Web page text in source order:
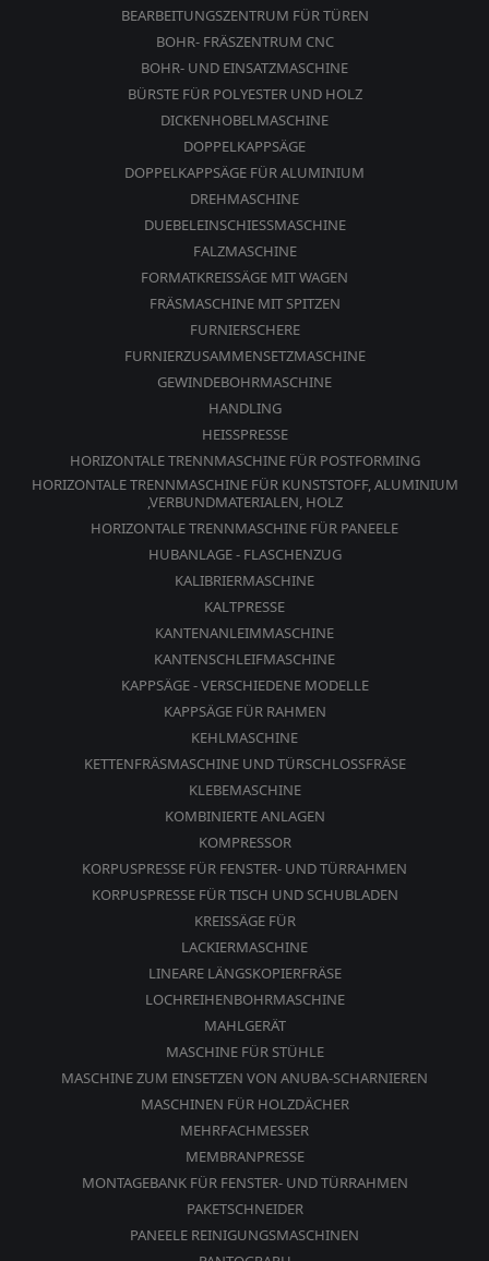
BEARBEITUNGSZENTRUM FÜR TÜREN
BOHR- FRÄSZENTRUM CNC
BOHR- UND EINSATZMASCHINE
BÜRSTE FÜR POLYESTER UND HOLZ
DICKENHOBELMASCHINE
DOPPELKAPPSÄGE
DOPPELKAPPSÄGE FÜR ALUMINIUM
DREHMASCHINE
DUEBELEINSCHIESSMASCHINE
FALZMASCHINE
FORMATKREISSÄGE MIT WAGEN
FRÄSMASCHINE MIT SPITZEN
FURNIERSCHERE
FURNIERZUSAMMENSETZMASCHINE
GEWINDEBOHRMASCHINE
HANDLING
HEISSPRESSE
HORIZONTALE TRENNMASCHINE FÜR POSTFORMING
HORIZONTALE TRENNMASCHINE FÜR KUNSTSTOFF, ALUMINIUM
,VERBUNDMATERIALEN, HOLZ
HORIZONTALE TRENNMASCHINE FÜR PANEELE
HUBANLAGE - FLASCHENZUG
KALIBRIERMASCHINE
KALTPRESSE
KANTENANLEIMMASCHINE
KANTENSCHLEIFMASCHINE
KAPPSÄGE - VERSCHIEDENE MODELLE
KAPPSÄGE FÜR RAHMEN
KEHLMASCHINE
KETTENFRÄSMASCHINE UND TÜRSCHLOSSFRÄSE
KLEBEMASCHINE
KOMBINIERTE ANLAGEN
KOMPRESSOR
KORPUSPRESSE FÜR FENSTER- UND TÜRRAHMEN
KORPUSPRESSE FÜR TISCH UND SCHUBLADEN
KREISSÄGE FÜR
LACKIERMASCHINE
LINEARE LÄNGSKOPIERFRÄSE
LOCHREIHENBOHRMASCHINE
MAHLGERÄT
MASCHINE FÜR STÜHLE
MASCHINE ZUM EINSETZEN VON ANUBA-SCHARNIEREN
MASCHINEN FÜR HOLZDÄCHER
MEHRFACHMESSER
MEMBRANPRESSE
MONTAGEBANK FÜR FENSTER- UND TÜRRAHMEN
PAKETSCHNEIDER
PANEELE REINIGUNGSMASCHINEN